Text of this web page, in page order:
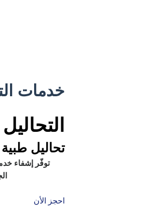
خدمات
تحاليل
توفّر إشفاء
احجز الأن